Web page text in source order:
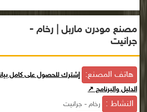
مصنع مودرن ماربل | رخام -
جرانيت
هاتف المصنع: إشترك للحصول على كامل
الدليل والبرنامج ↗
النشاط : رخام - جرانيت